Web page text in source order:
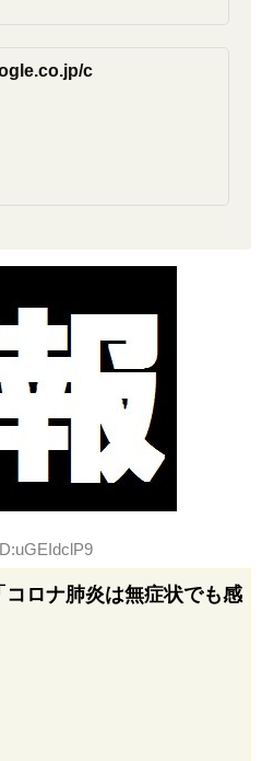
c
コロナ肺炎は無症状でも感